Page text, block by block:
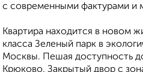
с современными фактурами и
Квартира находится в новом
класса Зеленый парк в
Москвы. Пешая доступность
Крюково. Закрытый двор с